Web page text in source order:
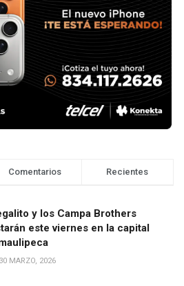
Comentarios Recientes
y los Campa Brothers
este viernes en la capital
30 MARZO, 2026